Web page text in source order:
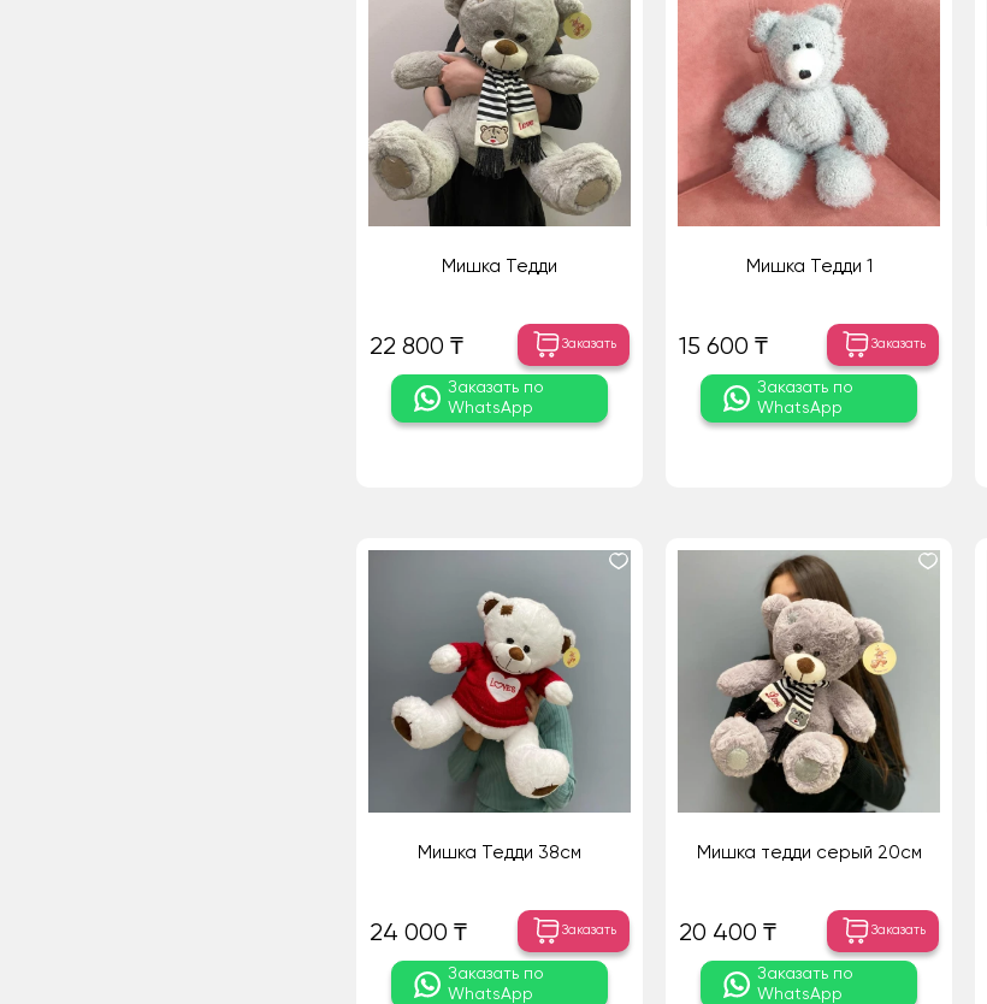
Мишка Тедди
22 800 ₸ Заказать
Заказать по
WhatsApp
Мишка Тедди 1
15 600 ₸ Заказать
Заказать по
WhatsApp
Мишка Тедди 38см
24 000 ₸ Заказать
Заказать по
WhatsApp
Мишка тедди серый 20см
20 400 ₸ Заказать
Заказать по
WhatsApp